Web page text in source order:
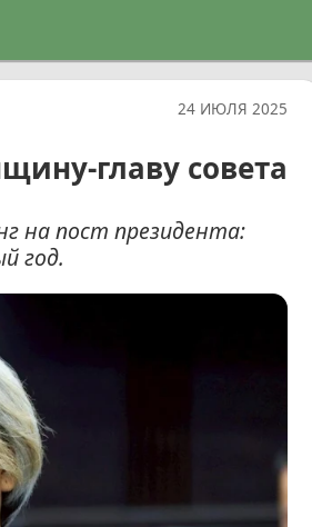
24 ИЮЛЯ 2025
главу совета
на пост президента:
год.